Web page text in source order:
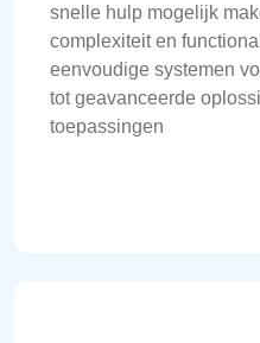
snelle hulp mogelijk
complexiteit en
eenvoudige systemen
tot geavanceerde
toepassingen